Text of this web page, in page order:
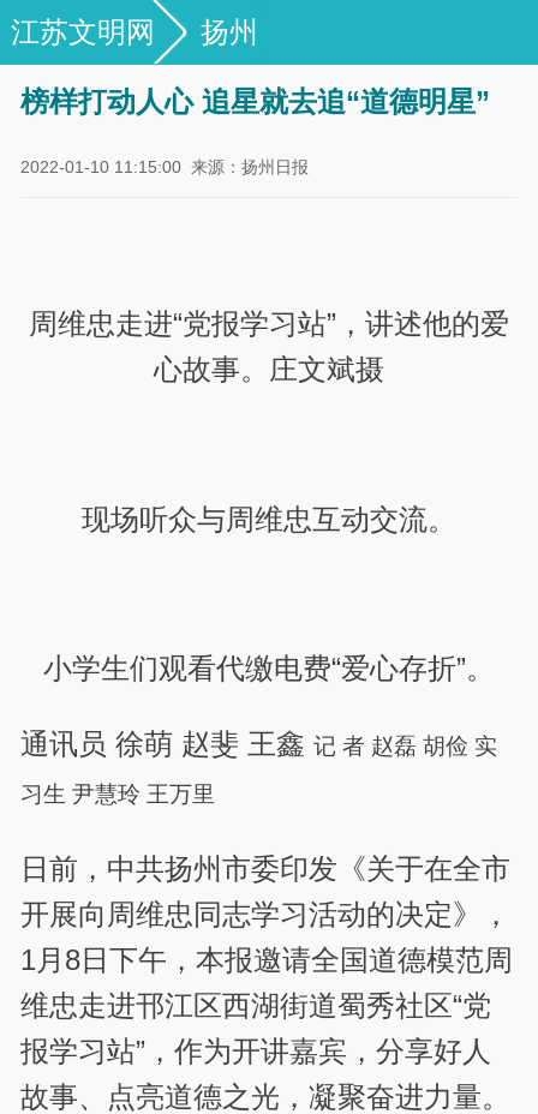
江苏文明网 扬州
榜样打动人心 追星就去追“道德明星”
2022-01-10 11:15:00 来源：扬州日报
周维忠走进“党报学习站”，讲述他的爱
心故事。庄文斌摄
现场听众与周维忠互动交流。
小学生们观看代缴电费“爱心存折”。
通讯员 徐萌 赵斐 王鑫记 者 赵磊 胡俭 实
习生 尹慧玲 王万里
日前，中共扬州市委印发《关于在全市
开展向周维忠同志学习活动的决定》，
1月8日下午，本报邀请全国道德模范周
维忠走进邗江区西湖街道蜀秀社区“党
报学习站”，作为开讲嘉宾，分享好人
故事、点亮道德之光，凝聚奋进力量。